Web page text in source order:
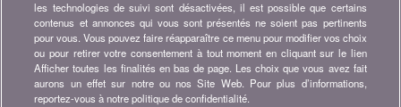
Restez à l'affût, retrouvez tous les conseils et astuces pour
économiser sur :
les technologies de suivi sont désactivées, il est possible que certains
contenus et annonces qui vous sont présentés ne soient pas pertinents
pour vous. Vous pouvez faire réapparaître ce menu pour modifier vos choix
ou pour retirer votre consentement à tout moment en cliquant sur le lien
Afficher toutes les finalités en bas de page. Les choix que vous avez fait
aurons un effet sur notre ou nos Site Web. Pour plus d’informations,
reportez-vous à notre politique de confidentialité.